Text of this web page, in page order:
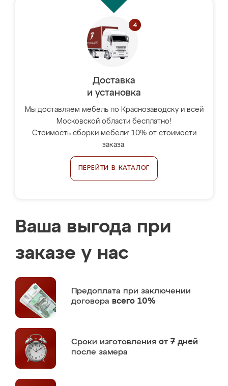
Доставка
и установка
Мы доставляем мебель по Краснозаводску и всей
Московской области бесплатно!
Стоимость сборки мебели: 10% от стоимости
заказа.
ПЕРЕЙТИ В КАТАЛОГ
Ваша выгода при
заказе у нас
Предоплата при заключении
договора всего 10%
Сроки изготовления от 7 дней
после замера